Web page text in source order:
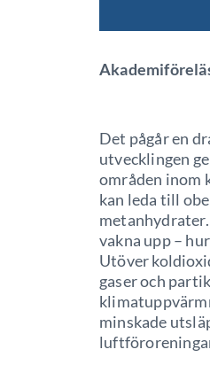
Det pågår en
utvecklingen
områden inom
kan leda till
vakna upp –
Utöver
gaser och
minskade